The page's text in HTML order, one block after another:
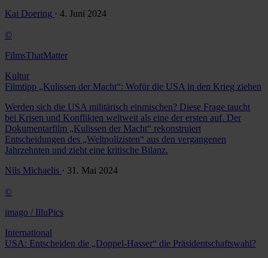
Kai Doering · 4. Juni 2024
©
FilmsThatMatter
Kultur
Filmtipp „Kulissen der Macht“: Wofür die USA in den Krieg ziehen
Werden sich die USA militärisch einmischen? Diese Frage taucht
bei Krisen und Konflikten weltweit als eine der ersten auf. Der
Dokumentarfilm „Kulissen der Macht“ rekonstruiert
Entscheidungen des „Weltpolizisten“ aus den vergangenen
Jahrzehnten und zieht eine kritische Bilanz.
Nils Michaelis · 31. Mai 2024
©
imago / IlluPics
International
USA: Entscheiden die „Doppel-Hasser“ die Präsidentschaftswahl?